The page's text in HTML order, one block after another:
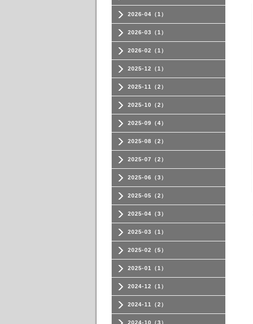
2026-04（1）
2026-03（1）
2026-02（1）
2025-12（1）
2025-11（2）
2025-10（2）
2025-09（4）
2025-08（2）
2025-07（2）
2025-06（3）
2025-05（2）
2025-04（3）
2025-03（1）
2025-02（5）
2025-01（1）
2024-12（1）
2024-11（2）
2024-10（3）